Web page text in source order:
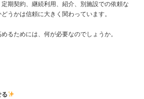
期契約、継続利用、紹介、別施設での依頼な
うかは信頼に大きく関わっています。
るためには、何が必要なのでしょうか。
る